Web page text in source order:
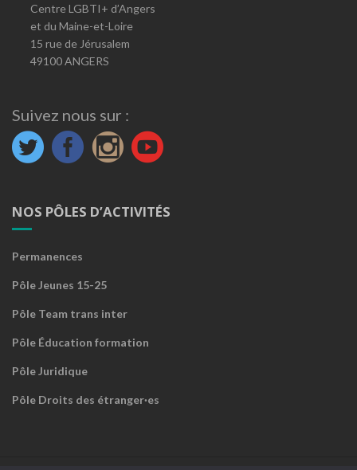
Centre LGBTI+ d’Angers
et du Maine-et-Loire
15 rue de Jérusalem
49100 ANGERS
Suivez nous sur :
NOS PÔLES D’ACTIVITÉS
Permanences
Pôle Jeunes 15-25
Pôle Team trans inter
Pôle Éducation formation
Pôle Juridique
Pôle Droits des étranger·es